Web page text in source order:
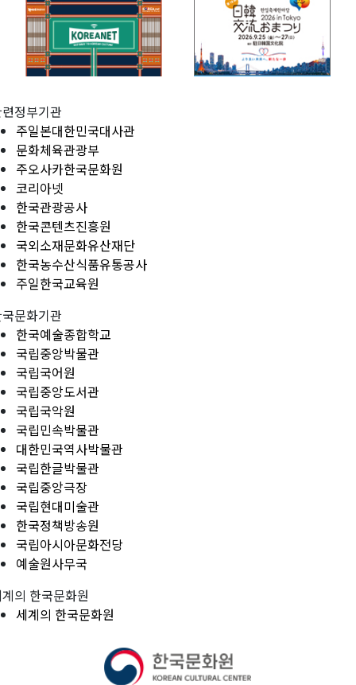
정부기관
주일본대한민국대사관
문화체육관광부
주오사카한국문화원
코리아넷
한국관광공사
한국콘텐츠진흥원
국외소재문화유산재단
한국농수산식품유통공사
주일한국교육원
문화기관
한국예술종합학교
국립중앙박물관
국립국어원
국립중앙도서관
국립국악원
국립민속박물관
대한민국역사박물관
국립한글박물관
국립중앙극장
국립현대미술관
한국정책방송원
국립아시아문화전당
예술원사무국
의 한국문화원
세계의 한국문화원